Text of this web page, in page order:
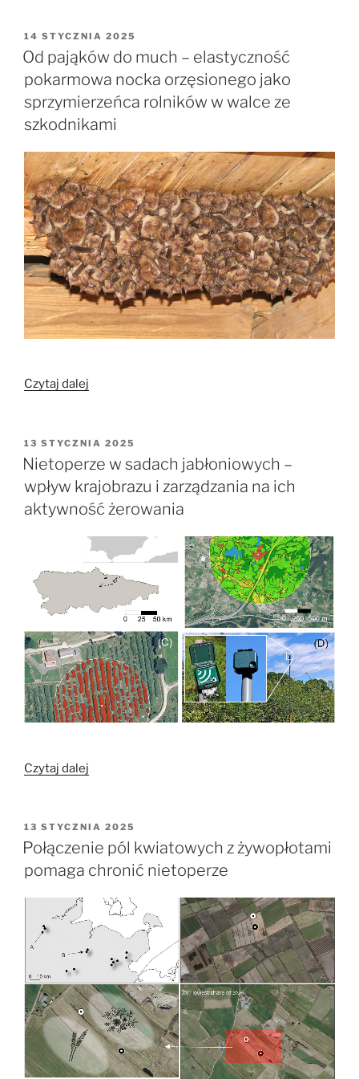
rolnictwa:
jak
edukacja
praktyczne
działania
mogą
zmienić
ich
postrzeganie”
OPUBLIKOWANE
W
14 STYCZNIA 2025
Od pająków do much – elastyczność
pokarmowa nocka orzęsionego jako
sprzymierzeńca rolników w walce ze
szkodnikami
Czytaj dalej
much
–
elastyczność
pokarmowa
nocka
orzęsionego
jako
sprzymierzeńca
rolników
w
walce
ze
szkodnikami”
OPUBLIKOWANE
W
13 STYCZNIA 2025
Nietoperze w sadach jabłoniowych –
wpływ krajobrazu i zarządzania na ich
aktywność żerowania
Czytaj dalej
jabłoniowych
–
wpływ
zarządzania
na
ich
aktywność
żerowania”
OPUBLIKOWANE
W
13 STYCZNIA 2025
Połączenie pól kwiatowych z żywopłotami
pomaga chronić nietoperze